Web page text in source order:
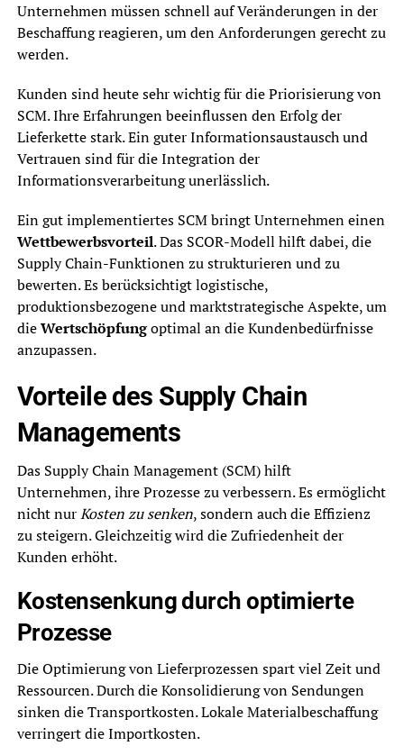
Unternehmen müssen schnell auf Veränderungen in der
Beschaffung reagieren, um den Anforderungen gerecht zu
werden.
Kunden sind heute sehr wichtig für die Priorisierung von
SCM. Ihre Erfahrungen beeinflussen den Erfolg der
Lieferkette stark. Ein guter Informationsaustausch und
Vertrauen sind für die Integration der
Informationsverarbeitung unerlässlich.
Ein gut implementiertes SCM bringt Unternehmen einen
Wettbewerbsvorteil. Das SCOR-Modell hilft dabei, die
Supply Chain-Funktionen zu strukturieren und zu
bewerten. Es berücksichtigt logistische,
produktionsbezogene und marktstrategische Aspekte, um
dieWertschöpfungoptimal an die Kundenbedürfnisse
anzupassen.
Vorteile des Supply Chain
Managements
Das Supply Chain Management (SCM) hilft
Unternehmen, ihre Prozesse zu verbessern. Es ermöglicht
nicht nurKosten zu senken, sondern auch die Effizienz
zu steigern. Gleichzeitig wird die Zufriedenheit der
Kunden erhöht.
Kostensenkung durch optimierte
Prozesse
Die Optimierung von Lieferprozessen spart viel Zeit und
Ressourcen. Durch die Konsolidierung von Sendungen
sinken die Transportkosten. Lokale Materialbeschaffung
verringert die Importkosten.